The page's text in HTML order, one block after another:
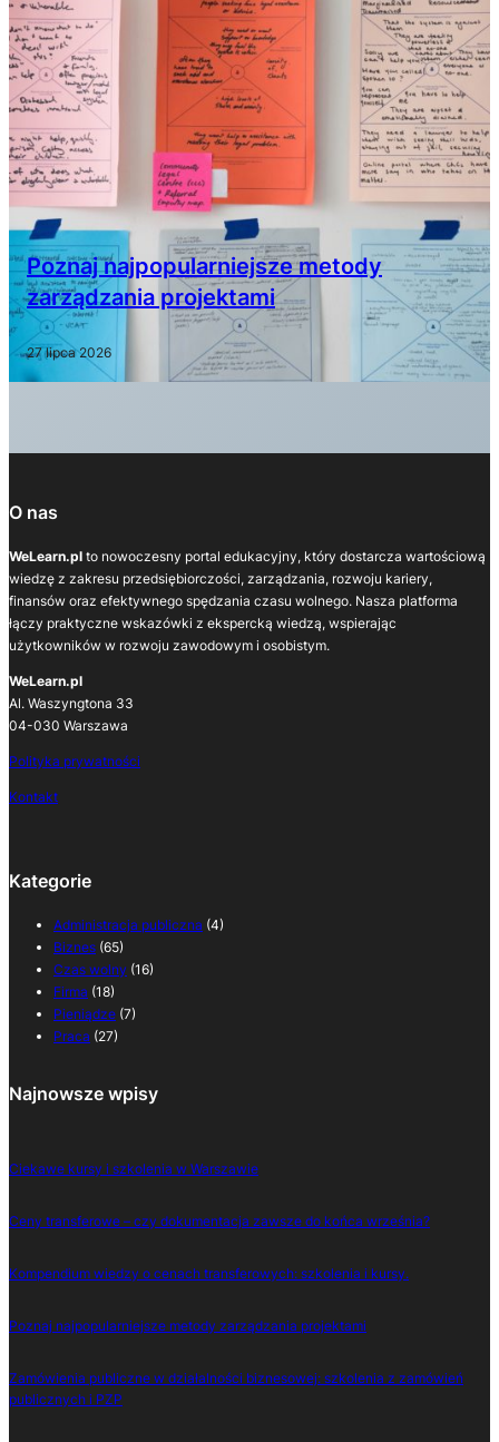
Poznaj najpopularniejsze metody
zarządzania projektami
27 lipca 2026
O nas
WeLearn.pl to nowoczesny portal edukacyjny, który dostarcza wartościową
wiedzę z zakresu przedsiębiorczości, zarządzania, rozwoju kariery,
finansów oraz efektywnego spędzania czasu wolnego. Nasza platforma
łączy praktyczne wskazówki z ekspercką wiedzą, wspierając
użytkowników w rozwoju zawodowym i osobistym.
WeLearn.pl
Al. Waszyngtona 33
04-030 Warszawa
Polityka prywatności
Kontakt
Kategorie
Administracja publiczna (4)
Biznes (65)
Czas wolny (16)
Firma (18)
Pieniądze (7)
Praca (27)
Najnowsze wpisy
Ciekawe kursy i szkolenia w Warszawie
Ceny transferowe – czy dokumentacja zawsze do końca września?
Kompendium wiedzy o cenach transferowych: szkolenia i kursy.
Poznaj najpopularniejsze metody zarządzania projektami
Zamówienia publiczne w działalności biznesowej: szkolenia z zamówień
publicznych i PZP